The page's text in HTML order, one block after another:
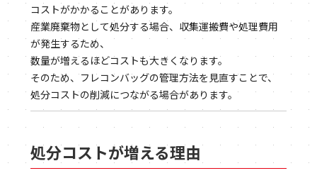
コストがかかることがあります。
産業廃棄物として処分する場合、収集運搬費や処理費用
が発生するため、
数量が増えるほどコストも大きくなります。
そのため、フレコンバッグの管理方法を見直すことで、
処分コストの削減につながる場合があります。
処分コストが増える理由